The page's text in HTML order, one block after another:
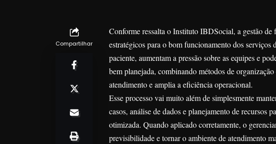
Compartilhar
Conforme ressalta o Instituto IBDSocial, a gestão de
estratégicos para o bom funcionamento dos serviços
paciente, aumentam a pressão sobre as equipes e
bem planejada, combinando métodos de
atendimento e amplia a eficiência operacional.
Esse processo vai muito além de simplesmente
casos, análise de dados e planejamento de recursos
otimizada. Quando aplicado corretamente, o
previsibilidade e tornar o ambiente de atendimento